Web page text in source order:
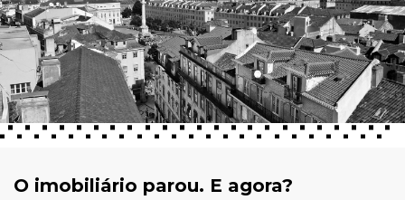
O imobiliário parou. E agora?